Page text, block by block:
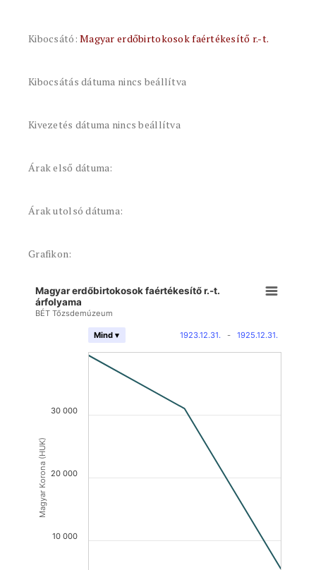
Kibocsátó:Magyar erdőbirtokosok faértékesítő r.-t.
Kibocsátás dátuma nincs beállítva
Kivezetés dátuma nincs beállítva
Árak első dátuma:
Árak utolsó dátuma:
Grafikon:
Magyar Korona (HUK)
Magyar erdőbirtokosok faértékesítő r.-t.
árfolyama
BÉT Tőzsdemúzeum
1923.12.31. - 1925.12.31.
Mind ▾
10 000
20 000
30 000